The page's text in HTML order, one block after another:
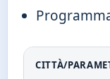
CITTÀ/